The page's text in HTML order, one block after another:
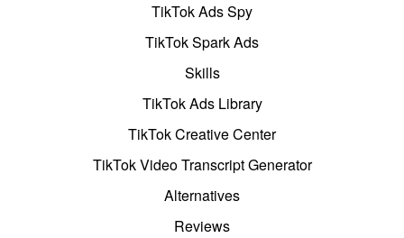
TikTok Ads Spy
TikTok Spark Ads
Skills
TikTok Ads Library
TikTok Creative Center
TikTok Video Transcript Generator
Alternatives
Reviews